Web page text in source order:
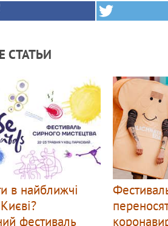
СТАТЬИ
в найближчі
фестиваль